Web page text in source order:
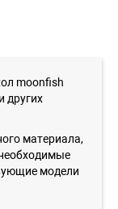
moonfish
других
материала,
модели